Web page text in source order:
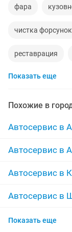
фара
чистка форсунок
реставрация
изготовление
ремонт стартера
легковые авто
ремонт стартера
ремонт
легковые
Показать еще
Похожие в
Автосервис в
Автосервис в
Автосервис в
Автосервис в
Автосервис в
Показать еще